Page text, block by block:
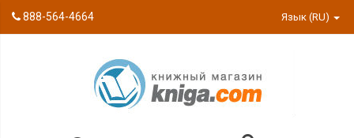
888-564-4664 Язык (RU)